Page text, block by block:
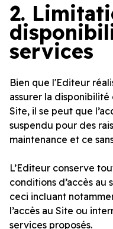
2.
services
Bien que l'Editeur
assurer la
Site, il se peut que
suspendu pour des
maintenance et ce
L’Editeur conserve
conditions d’accès au
ceci incluant
l’accès au Site ou
services proposés.